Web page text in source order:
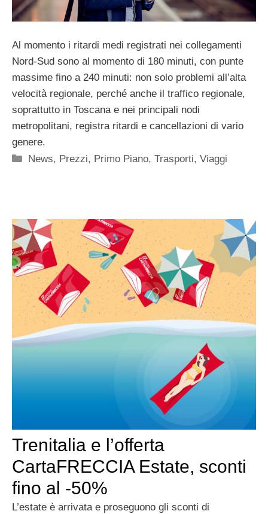
Al momento i ritardi medi registrati nei collegamenti
Nord-Sud sono al momento di 180 minuti, con punte
massime fino a 240 minuti: non solo problemi all’alta
velocità regionale, perché anche il traffico regionale,
soprattutto in Toscana e nei principali nodi
metropolitani, registra ritardi e cancellazioni di vario
genere.
Categorie
News, Prezzi, Primo Piano,Trasporti,Viaggi
Trenitalia e l’offerta
CartaFRECCIA Estate, sconti
fino al -50%
L’estate è arrivata e proseguono gli sconti di